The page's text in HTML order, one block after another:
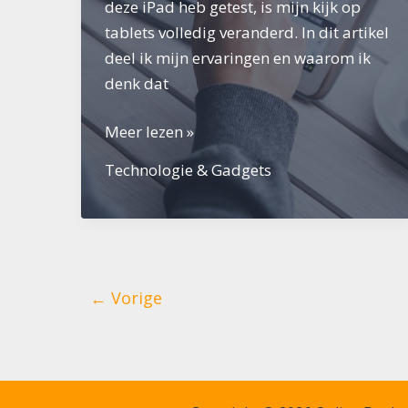
deze iPad heb getest, is mijn kijk op
tablets volledig veranderd. In dit artikel
deel ik mijn ervaringen en waarom ik
denk dat
Apple
iPad
Air
Meer lezen »
Technologie & Gadgets
← Vorige